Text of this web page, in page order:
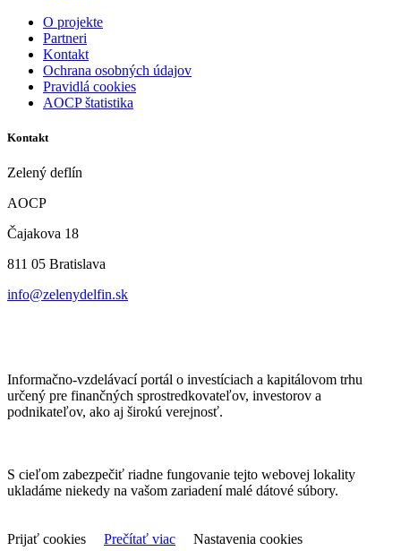
O projekte
Partneri
Kontakt
Ochrana osobných údajov
Pravidlá cookies
AOCP štatistika
Kontakt
Zelený deflín
AOCP
Čajakova 18
811 05 Bratislava
info@zelenydelfin.sk
Informačno-vzdelávací portál o investíciach a kapitálovom trhu
určený pre finančných sprostredkovateľov, investorov a
podnikateľov, ako aj širokú verejnosť.
S cieľom zabezpečiť riadne fungovanie tejto webovej lokality
ukladáme niekedy na vašom zariadení malé dátové súbory.
Prijať cookies Prečítať viac Nastavenia cookies